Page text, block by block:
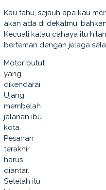
Kau tahu, sejauh apa kau
akan ada di dekatmu,
Kecuali kalau cahaya itu
berteman dengan jelaga
Motor butut
yang
dikendarai
Ujang
membelah
jalanan ibu
kota.
Pesanan
terakhir
harus
diantar.
Setelah itu